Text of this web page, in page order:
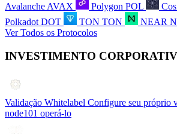
Avalanche AVAX Polygon POL
Polkadot DOT TON TON NEAR
Ver Todos os Protocolos
INVESTIMENTO
Validação Whitelabel Configure seu próprio
node101 operá-lo